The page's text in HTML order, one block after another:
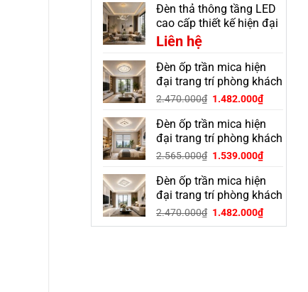
Đèn thả thông tầng LED
cao cấp thiết kế hiện đại
CDC-7299V
Liên hệ
Đèn ốp trần mica hiện
đại trang trí phòng khách
OGD-30S
2.470.000₫ Giá
là:
2.470.000₫.
1.482.000₫Giá
tại
là:
Đèn ốp trần mica hiện
đại trang trí phòng khách
OGD-23S
2.565.000₫ Giá
là:
2.565.000₫.
1.539.000₫Giá
tại
là:
Đèn ốp trần mica hiện
đại trang trí phòng khách
OGD-28S
2.470.000₫ Giá
gốc
1.482.000₫Giá
hiện